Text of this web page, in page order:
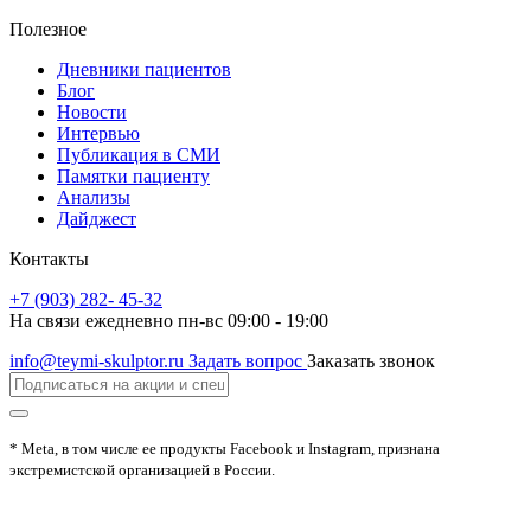
Полезное
Дневники пациентов
Блог
Новости
Интервью
Публикация в СМИ
Памятки пациенту
Анализы
Дайджест
Контакты
+7 (903) 282- 45-32
На связи ежедневно пн-вс 09:00 - 19:00
info@teymi-skulptor.ru Задать вопрос Заказать звонок
* Meta, в том числе ее продукты Facebook и Instagram, признана
экстремистской организацией в России.